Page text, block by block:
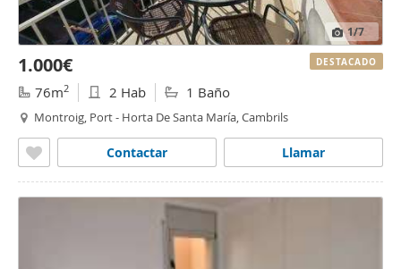
1/7
1.000€
76m2 2 Hab 1 Baño
Montroig, Port - Horta De Santa María, Cambrils
Llamar
Contactar
DESTACADO